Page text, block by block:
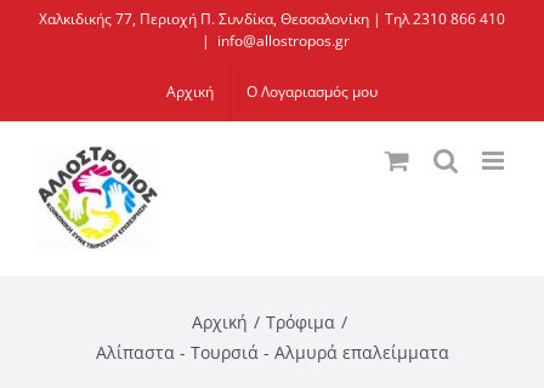
Μετάβαση
Χαλκιδικής 77, Περιοχή Π. Συνδίκα, Θεσσαλονίκη | Τηλ 2310 866 410
| info@allostropos.gr
Αρχική Ο Λογαριασμός μου
Αρχική
Τρόφιμα
Αλίπαστα - Τουρσιά - Αλμυρά επαλείμματα